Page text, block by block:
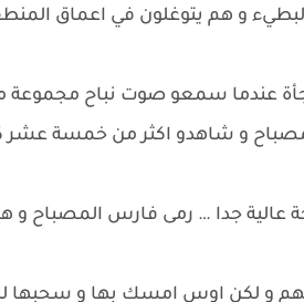
و هم يتوغلون في اعماق
عندما سمعو صوت نباح مجموعة
و شاهدو اكثر من خمسة عشر
عالية جدا … رمى فارس المصباح و
و لكن اوس امسك بها و سحبها